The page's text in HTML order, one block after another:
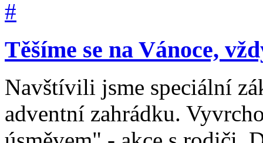
Těšíme se na Vánoce,
Navštívili jsme speciální
adventní zahrádku.